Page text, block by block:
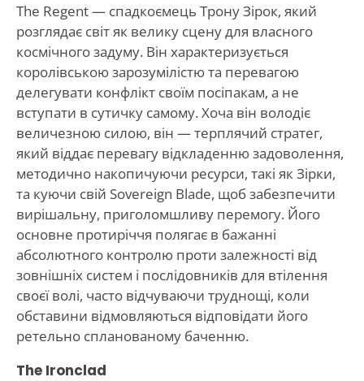
The Regent — спадкоємець Трону Зірок, який
розглядає світ як велику сцену для власного
космічного задуму. Він характеризується
королівською зарозумілістю та перевагою
делегувати конфлікт своїм посіпакам, а не
вступати в сутичку самому. Хоча він володіє
величезною силою, він — терплячий стратег,
який віддає перевагу відкладенню задоволення,
методично накопичуючи ресурси, такі як Зірки,
та куючи свій Sovereign Blade, щоб забезпечити
вирішальну, приголомшливу перемогу. Його
основне протиріччя полягає в бажанні
абсолютного контролю проти залежності від
зовнішніх систем і послідовників для втілення
своєї волі, часто відчуваючи труднощі, коли
обставини відмовляються відповідати його
ретельно спланованому баченню.
The Ironclad